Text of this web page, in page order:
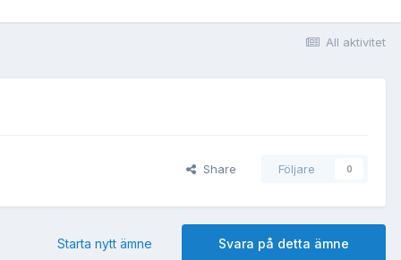
All aktivitet
Share Följare 0
Svara på detta ämne
Starta nytt ämne